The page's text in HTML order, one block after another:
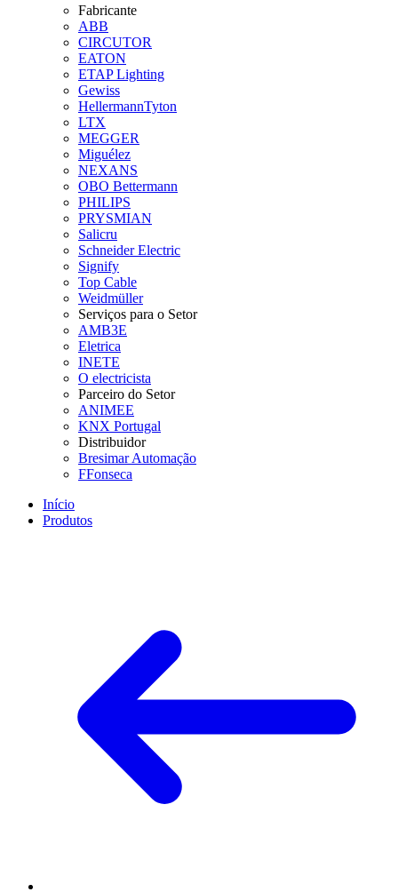
Fabricante
ABB
CIRCUTOR
EATON
ETAP Lighting
Gewiss
HellermannTyton
LTX
MEGGER
Miguélez
NEXANS
OBO Bettermann
PHILIPS
PRYSMIAN
Salicru
Schneider Electric
Signify
Top Cable
Weidmüller
Serviços para o Setor
AMB3E
Eletrica
INETE
O electricista
Parceiro do Setor
ANIMEE
KNX Portugal
Distribuidor
Bresimar Automação
FFonseca
Início
Produtos